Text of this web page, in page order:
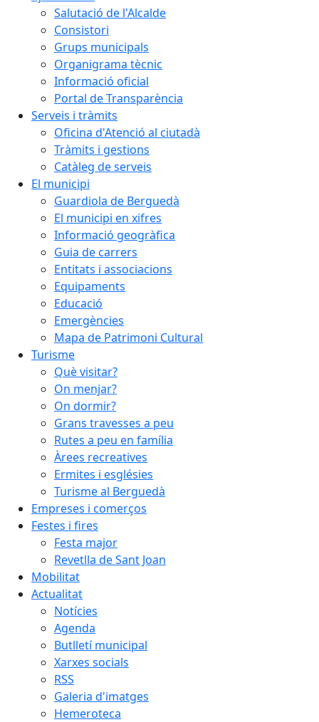
Salutació de l'Alcalde
Consistori
Grups municipals
Organigrama tècnic
Informació oficial
Portal de Transparència
Serveis i tràmits
Oficina d'Atenció al ciutadà
Tràmits i gestions
Catàleg de serveis
El municipi
Guardiola de Berguedà
El municipi en xifres
Informació geogràfica
Guia de carrers
Entitats i associacions
Equipaments
Educació
Emergències
Mapa de Patrimoni Cultural
Turisme
Què visitar?
On menjar?
On dormir?
Grans travesses a peu
Rutes a peu en família
Àrees recreatives
Ermites i esglésies
Turisme al Berguedà
Empreses i comerços
Festes i fires
Festa major
Revetlla de Sant Joan
Mobilitat
Actualitat
Notícies
Agenda
Butlletí municipal
Xarxes socials
RSS
Galeria d'imatges
Hemeroteca